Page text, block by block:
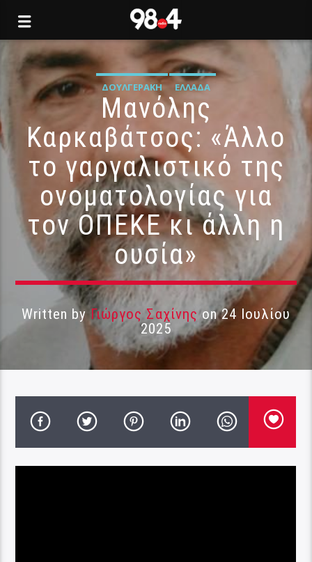
ΔΟΥΛΓΕΡΆΚΗ ΕΛΛΆΔΑ
Μανόλης
Καρκαβάτσος: «Άλλο
το γαργαλιστικό της
ονοματολογίας για
τον ΟΠΕΚΕ κι άλλη η
ουσία»
Written by Γιώργος Σαχίνηςon 24 Ιουλίου
2025